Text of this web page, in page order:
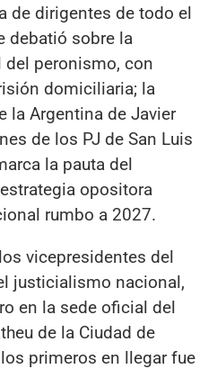
de dirigentes de todo el
debatió sobre la
peronismo, con
domiciliaria; la
la Argentina de Javier
de los PJ de San Luis
la pauta del
opositora
rumbo a 2027.
vicepresidentes del
justicialismo nacional,
en la sede oficial del
de la Ciudad de
primeros en llegar fue